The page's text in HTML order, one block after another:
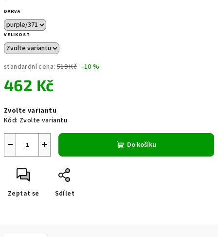
BARVA
VELIKOST
standardní cena: 519 Kč –10 %
462 Kč
cena:
Zvolte variantu
Kód: Zvolte variantu
+
− Do košíku
Zeptat se Sdílet